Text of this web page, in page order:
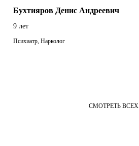
Бухтияров Денис Андреевич
9 лет
Психиатр, Нарколог
СМОТРЕТЬ ВСЕХ